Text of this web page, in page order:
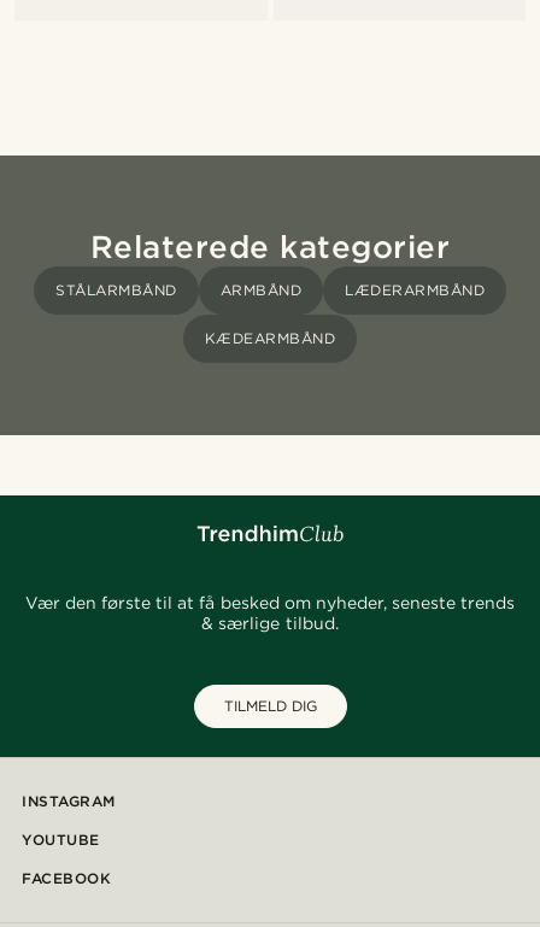
Relaterede kategorier
STÅLARMBÅND ARMBÅND LÆDERARMBÅND
KÆDEARMBÅND
Vær den første til at få besked om nyheder, seneste trends
& særlige tilbud.
TILMELD DIG
INSTAGRAM
YOUTUBE
FACEBOOK